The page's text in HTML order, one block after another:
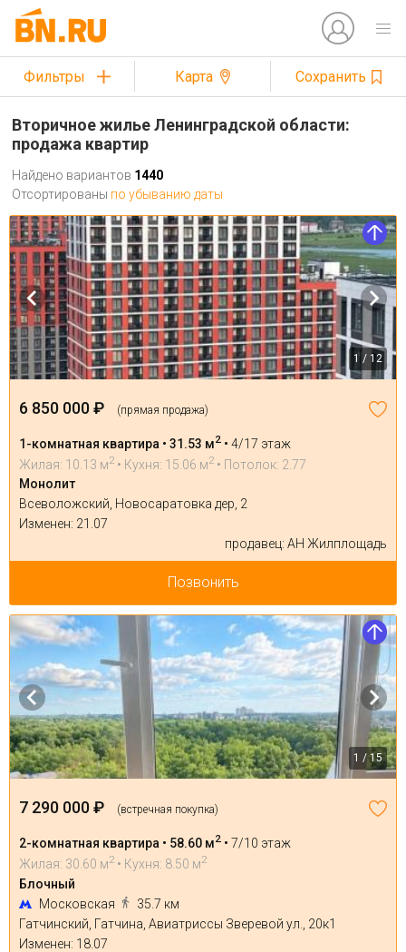
Фильтры Карта Сохранить
Вторичное жилье Ленинградской области:
продажа квартир
Найдено вариантов 1440
Отсортированы по убыванию даты
1 / 12
6 850 000 ₽ (прямая продажа)
1-комнатная квартира • 31.53 м2 • 4/17 этаж
Жилая: 10.13 м2 • Кухня: 15.06 м2 • Потолок: 2.77
Монолит
Всеволожский, Новосаратовка дер, 2
Изменен: 21.07
продавец: АН Жилплощадь
Позвонить
1 / 15
7 290 000 ₽ (встречная покупка)
2-комнатная квартира • 58.60 м2 • 7/10 этаж
Жилая: 30.60 м2 • Кухня: 8.50 м2
Блочный
Московская
35.7 км
Гатчинский, Гатчина, Авиатриссы Зверевой ул., 20к1
Изменен: 18.07